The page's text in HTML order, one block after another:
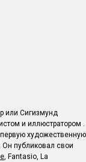
или Сигизмунд
и иллюстратором .
художественную
Он публиковал свои
, Fantasio, La